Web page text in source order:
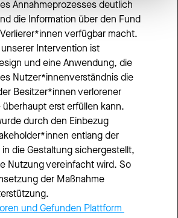
Annahmeprozesses deutlich
die Information über den Fund
verfügbar macht.
unserer Intervention ist
und eine Anwendung, die
Nutzer*innenverständnis die
Besitzer*innen verlorener
überhaupt erst erfüllen kann.
durch den Einbezug
entlang der
die Gestaltung sichergestellt,
Nutzung vereinfacht wird. So
der Maßnahme
und Gefunden Plattform